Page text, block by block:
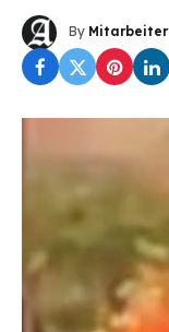
By Mitarbeiter